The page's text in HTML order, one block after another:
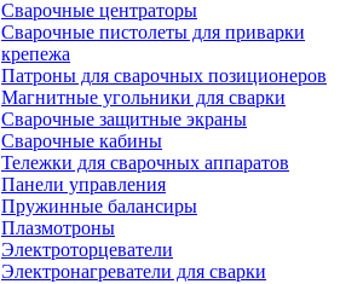
Сварочные центраторы
Сварочные пистолеты для приварки
крепежа
Патроны для сварочных позиционеров
Магнитные угольники для сварки
Сварочные защитные экраны
Сварочные кабины
Тележки для сварочных аппаратов
Панели управления
Пружинные балансиры
Плазмотроны
Электроторцеватели
Электронагреватели для сварки